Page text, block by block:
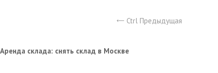
Ctrl Предыдущая
Аренда склада: снять склад в Москве